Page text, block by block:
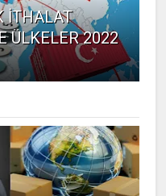
İTHALAT
ÜLKELER 2022